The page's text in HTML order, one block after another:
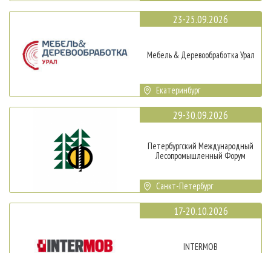
23-25.09.2026
Мебель & Деревообработка Урал
Екатеринбург
29-30.09.2026
Петербургский Международный
Лесопромышленный Форум
Санкт-Петербург
17-20.10.2026
INTERMOB